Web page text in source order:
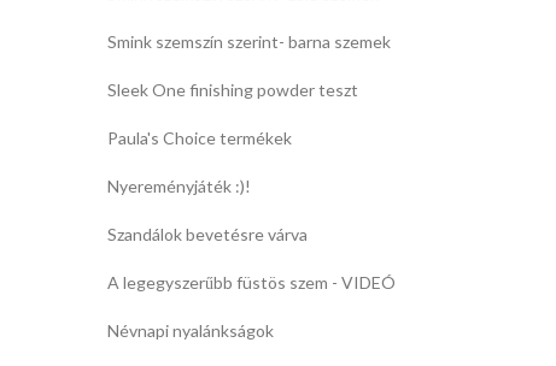
Smink szemszín szerint- barna szemek
Sleek One finishing powder teszt
Paula's Choice termékek
Nyereményjáték :)!
Szandálok bevetésre várva
A legegyszerűbb füstös szem - VIDEÓ
Névnapi nyalánkságok